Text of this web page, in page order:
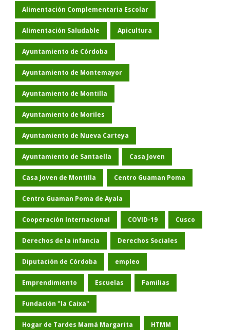
Alimentación Complementaria Escolar
Alimentación Saludable Apicultura
Ayuntamiento de Córdoba
Ayuntamiento de Montemayor
Ayuntamiento de Montilla
Ayuntamiento de Moriles
Ayuntamiento de Nueva Carteya
Ayuntamiento de Santaella Casa Joven
Casa Joven de Montilla Centro Guaman Poma
Centro Guaman Poma de Ayala
Cooperación Internacional COVID-19 Cusco
Derechos de la infancia Derechos Sociales
Diputación de Córdoba empleo
Emprendimiento Escuelas Familias
Fundación "la Caixa"
Hogar de Tardes Mamá Margarita HTMM